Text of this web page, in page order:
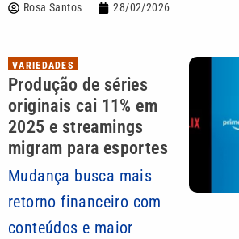
Rosa Santos 28/02/2026
VARIEDADES
Produção de séries
originais cai 11% em
2025 e streamings
migram para esportes
Mudança busca mais
retorno financeiro com
conteúdos e maior